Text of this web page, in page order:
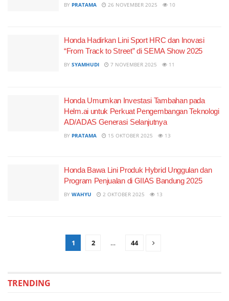
BY PRATAMA 26 NOVEMBER 2025 10
Honda Hadirkan Lini Sport HRC dan Inovasi
“From Track to Street” di SEMA Show 2025
BY SYAMHUDI 7 NOVEMBER 2025 11
Honda Umumkan Investasi Tambahan pada
Helm.ai untuk Perkuat Pengembangan Teknologi
AD/ADAS Generasi Selanjutnya
BY PRATAMA 15 OKTOBER 2025 13
Honda Bawa Lini Produk Hybrid Unggulan dan
Program Penjualan di GIIAS Bandung 2025
BY WAHYU 2 OKTOBER 2025 13
1 2 … 44
TRENDING